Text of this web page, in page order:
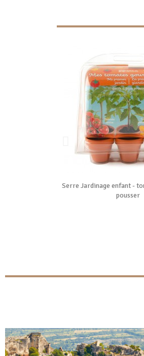
Vue
Serre Jardinage enfant -
pousser